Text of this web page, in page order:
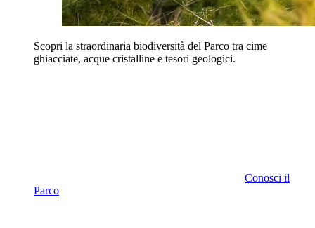
Scopri la straordinaria biodiversità del Parco tra cime
ghiacciate, acque cristalline e tesori geologici.
Conosci il
Parco